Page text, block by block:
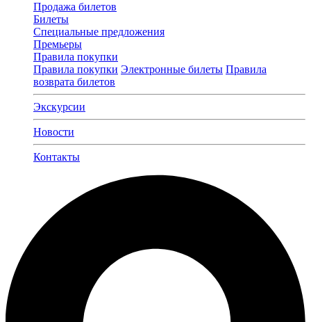
Продажа билетов
Билеты
Специальные предложения
Премьеры
Правила покупки
Правила покупки Электронные билеты Правила
возврата билетов
Экскурсии
Новости
Контакты